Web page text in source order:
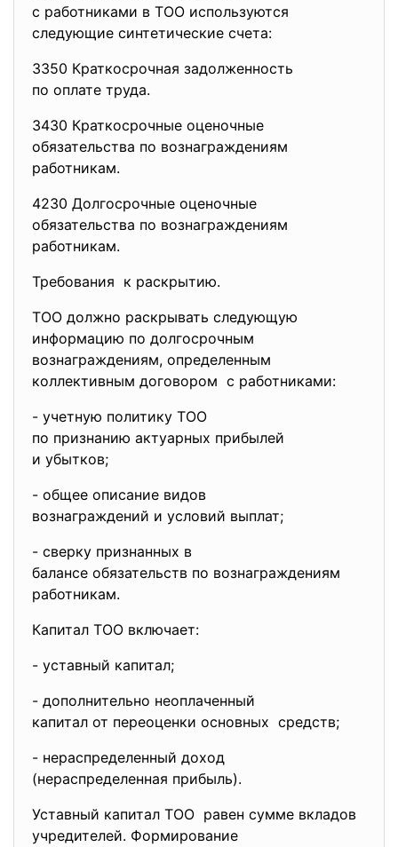
с работниками в ТОО используются
следующие синтетические счета:
3350 Краткосрочная задолженность
по оплате труда.
3430 Краткосрочные оценочные
обязательства по вознаграждениям
работникам.
4230 Долгосрочные оценочные
обязательства по вознаграждениям
работникам.
Требования к раскрытию.
ТОО должно раскрывать следующую
информацию по долгосрочным
вознаграждениям, определенным
коллективным договором с работниками:
- учетную политику ТОО
по признанию актуарных прибылей
и убытков;
- общее описание видов
вознаграждений и условий выплат;
- сверку признанных в
балансе обязательств по вознаграждениям
работникам.
Капитал ТОО включает:
- уставный капитал;
- дополнительно неоплаченный
капитал от переоценки основных средств;
- нераспределенный доход
(нераспределенная прибыль).
Уставный капитал ТОО равен сумме вкладов
учредителей. Формирование